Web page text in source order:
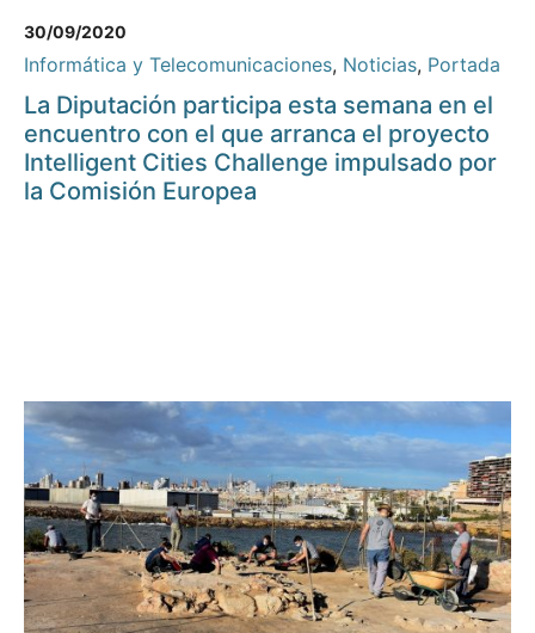
30/09/2020
Informática y Telecomunicaciones, Noticias, Portada
La Diputación participa esta semana en el
encuentro con el que arranca el proyecto
Intelligent Cities Challenge impulsado por
la Comisión Europea